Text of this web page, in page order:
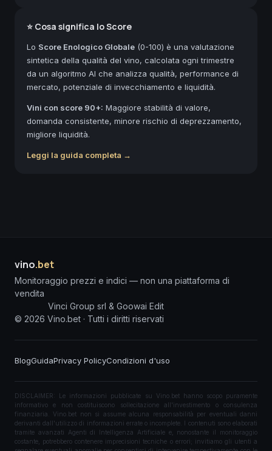
⭐ Cosa significa lo Score
Lo Score Enologico Globale (0-100) è una valutazione
sintetica della qualità del vino, calcolata ogni trimestre
da un algoritmo AI che analizza qualità, performance di
mercato, potenziale di invecchiamento e liquidità.
Vini con score 90+: Maggiore stabilità di valore,
domanda consistente, minore rischio di deprezzamento,
migliore liquidità.
Leggi la guida completa →
vino.bet
Monitoraggio prezzi e indici — non una piattaforma di
vendita
Vinci Group srl & Goowai Edit
© 2026 Vino.bet · Tutti i diritti riservati
BlogGuidaPrivacy PolicyCondizioni d'uso
DISCLAIMER: Le informazioni pubblicate su Vino.bet hanno scopo puramente
informativo e non costituiscono sollecitazione all'investimento o consulenza
finanziaria. Vino.bet non si assume alcuna responsabilità per eventuali danni
derivanti dall'utilizzo di informazioni errate o incomplete. I contenuti sono elaborati
tramite avanzati Agenti di Intelligenza Artificiale e, nonostante il monitoraggio
costante, potrebbero contenere imprecisioni tecniche o errori; invitiamo gli utenti a